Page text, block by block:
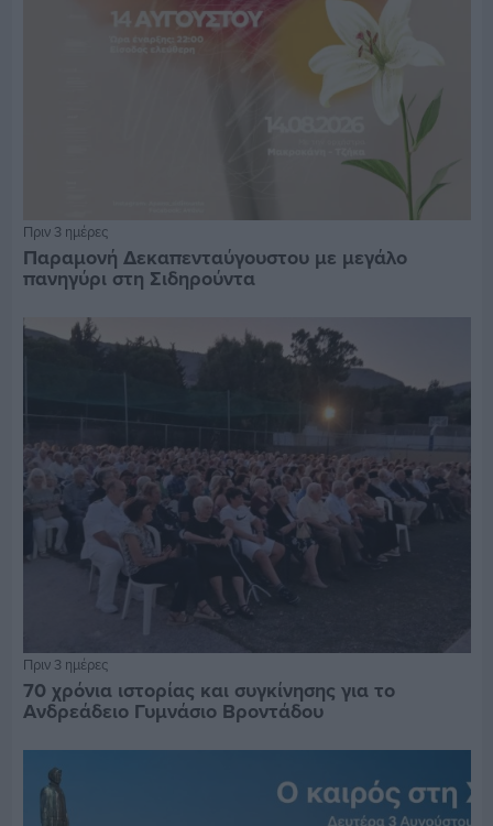
Πριν 3 ημέρες
Παραμονή Δεκαπενταύγουστου με μεγάλο
πανηγύρι στη Σιδηρούντα
Πριν 3 ημέρες
70 χρόνια ιστορίας και συγκίνησης για το
Ανδρεάδειο Γυμνάσιο Βροντάδου